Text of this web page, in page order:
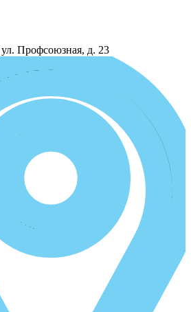
ул. Профсоюзная, д. 23